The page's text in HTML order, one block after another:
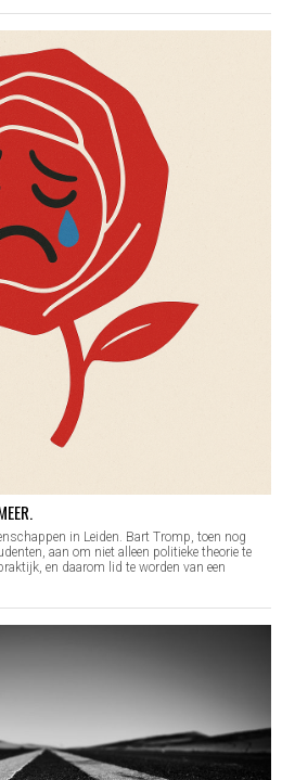
in Leiden. Bart Tromp, toen nog
aan om niet alleen politieke theorie te
en daarom lid te worden van een